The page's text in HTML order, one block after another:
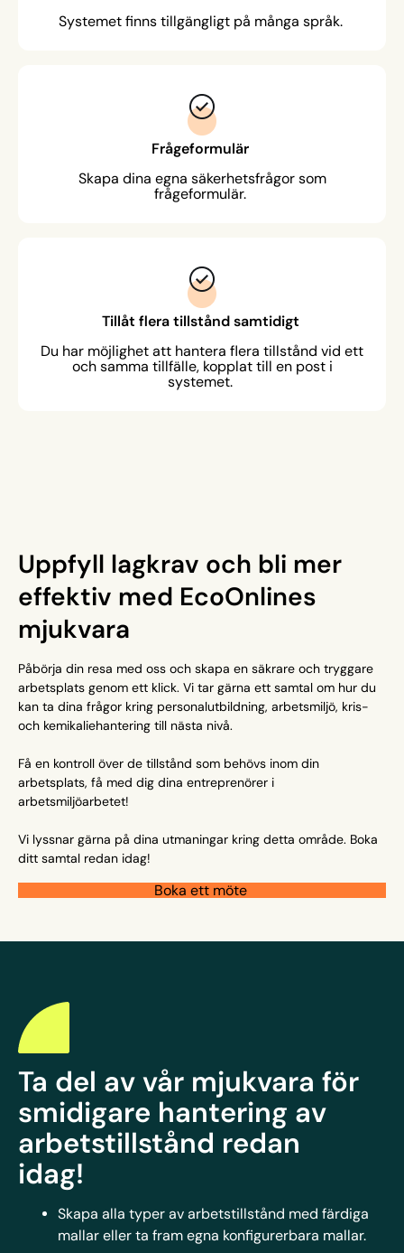
Systemet finns tillgängligt på många språk.
Frågeformulär
Skapa dina egna säkerhetsfrågor som
frågeformulär.
Tillåt flera tillstånd samtidigt
Du har möjlighet att hantera flera tillstånd vid ett
och samma tillfälle, kopplat till en post i
systemet.
Uppfyll lagkrav och bli mer
effektiv med EcoOnlines
mjukvara
Påbörja din resa med oss och skapa en säkrare och tryggare
arbetsplats genom ett klick. Vi tar gärna ett samtal om hur du
kan ta dina frågor kring personalutbildning, arbetsmiljö, kris-
och kemikaliehantering till nästa nivå.
Få en kontroll över de tillstånd som behövs inom din
arbetsplats, få med dig dina entreprenörer i
arbetsmiljöarbetet!
Vi lyssnar gärna på dina utmaningar kring detta område. Boka
ditt samtal redan idag!
Boka ett möte
Ta del av vår mjukvara för
smidigare hantering av
arbetstillstånd redan
idag!
Skapa alla typer av arbetstillstånd med färdiga
mallar eller ta fram egna konfigurerbara mallar.